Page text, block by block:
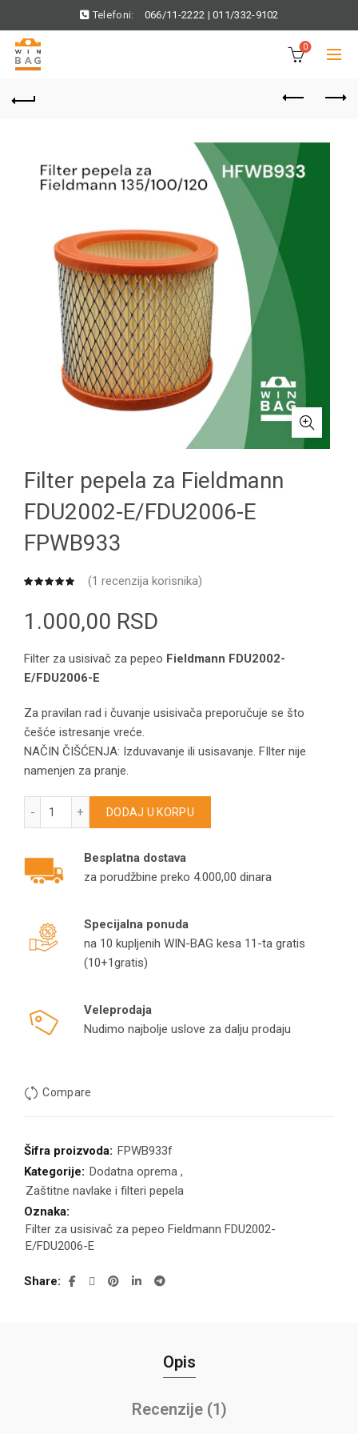
Telefoni: 066/11-2222 |011/332-9102
0
Filter pepela za Fieldmann
FDU2002-E/FDU2006-E
FPWB933
(1 recenzija korisnika)
1.000,00 RSD
Filter za usisivač za pepeo Fieldmann FDU2002-
E/FDU2006-E
Za pravilan rad i čuvanje usisivača preporučuje se što
češće istresanje vreće.
NAČIN ČIŠĆENJA: Izduvavanje ili usisavanje. FIlter nije
namenjen za pranje.
DODAJ U KORPU
Besplatna dostava
za porudžbine preko 4.000,00 dinara
Specijalna ponuda
na 10 kupljenih WIN-BAG kesa 11-ta gratis
(10+1gratis)
Veleprodaja
Nudimo najbolje uslove za dalju prodaju
Compare
Šifra proizvoda: FPWB933f
Kategorije: Dodatna oprema ,
Zaštitne navlake i filteri pepela
Oznaka:
Filter za usisivač za pepeo Fieldmann FDU2002-
E/FDU2006-E
Share
Opis
Recenzije (1)